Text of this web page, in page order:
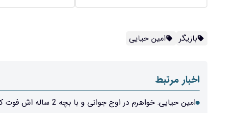
بازیگر امین حیایی
اخبار مرتبط
امین حیایی: خواهرم در اوج جوانی و با بچه 2 ساله اش فوت کرد/ ویدئو